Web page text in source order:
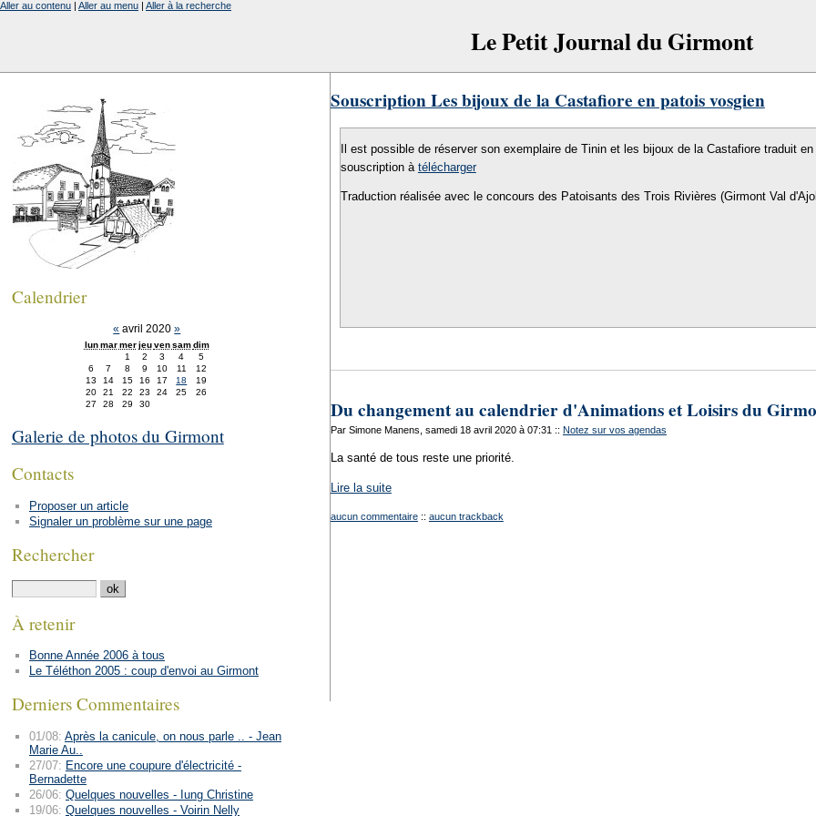
Le Petit Journal du Girmont
Aller au contenu | Aller au menu | Aller à la recherche
Souscription Les bijoux de la Castafiore en patois vosgien
Il est possible de réserver son exemplaire de Tinin et les bijoux de la Castafiore traduit
souscription à télécharger
Traduction réalisée avec le concours des Patoisants des Trois Rivières (Girmont Val
Du changement au calendrier d'Animations et Loisirs du
Par Simone Manens, samedi 18 avril 2020 à 07:31 :: Notez sur vos agendas
La santé de tous reste une priorité.
Lire la suite
aucun commentaire :: aucun trackback
Calendrier
« avril 2020»
lun mar mer jeu ven sam dim
1
2 3 4
5
6
7 8 9 10 11
12
13
14 15 16 17 18
19
20
21 22 23 24 25
26
27
28 29 30
Galerie de photos du Girmont
Contacts
Proposer un article
Signaler un problème sur une page
Rechercher
À retenir
Bonne Année 2006 à tous
Le Téléthon 2005 : coup d'envoi au Girmont
Derniers Commentaires
01/08: Après la canicule, on nous parle .. - Jean
Marie Au..
27/07: Encore une coupure d'électricité -
Bernadette
26/06: Quelques nouvelles - Iung Christine
19/06: Quelques nouvelles - Voirin Nelly